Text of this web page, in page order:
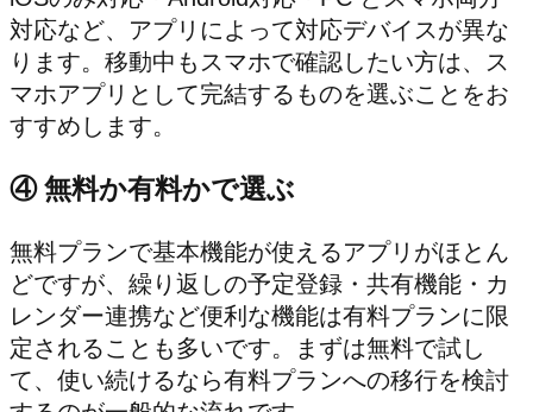
対応など、アプリによって対応デバイスが異な
ります。移動中もスマホで確認したい方は、ス
マホアプリとして完結するものを選ぶことをお
すすめします。
④ 無料か有料かで選ぶ
無料プランで基本機能が使えるアプリがほとん
どですが、繰り返しの予定登録・共有機能・カ
レンダー連携など便利な機能は有料プランに限
定されることも多いです。まずは無料で試し
て、使い続けるなら有料プランへの移行を検討